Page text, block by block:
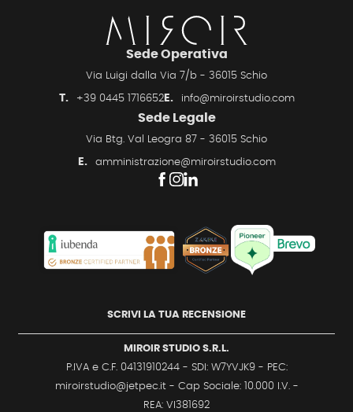
Sede Operativa
Via Luigi dalla Via 7/b - 36015 Schio
T. +39 0445 1716652E. info@miroirstudio.com
Sede Legale
Via Btg. Val Leogra 87 - 36015 Schio
E. amministrazione@miroirstudio.com
SCRIVI LA TUA RECENSIONE
MIROIR STUDIO S.R.L.
P.IVA e C.F. 04131910244 - SDI: W7YVJK9 - PEC:
miroirstudio@jetpec.it - Cap Sociale: 10.000 I.V. -
REA: VI381692